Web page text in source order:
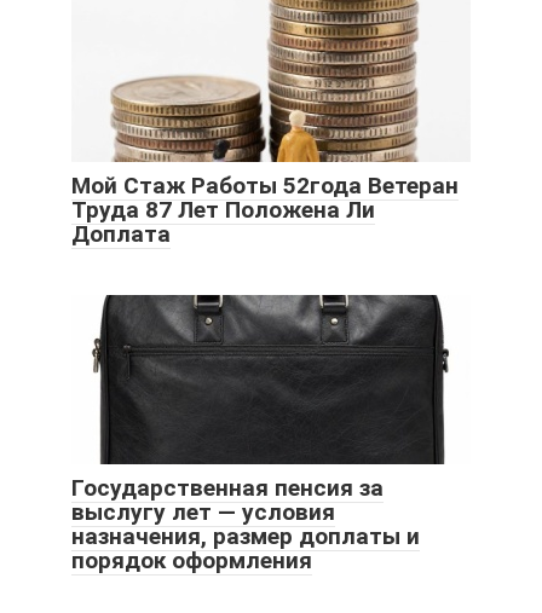
Мой Стаж Работы 52года Ветеран
Труда 87 Лет Положена Ли
Доплата
Государственная пенсия за
выслугу лет — условия
назначения, размер доплаты и
порядок оформления